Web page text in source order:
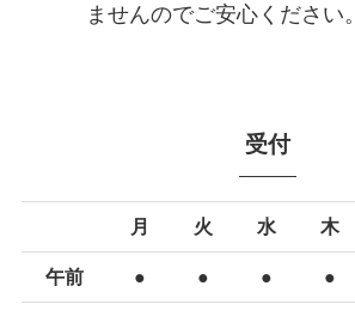
ませんのでご安心ください。
受付
月 火 水 木
午前 ● ● ● ●